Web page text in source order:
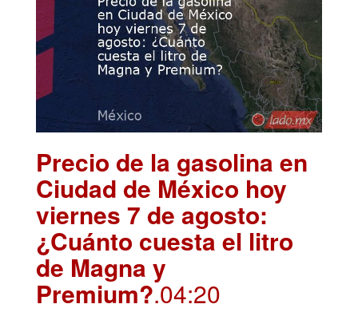
Precio de la gasolina en
Ciudad de México hoy
viernes 7 de agosto:
¿Cuánto cuesta el litro
de Magna y
Premium?.04:20